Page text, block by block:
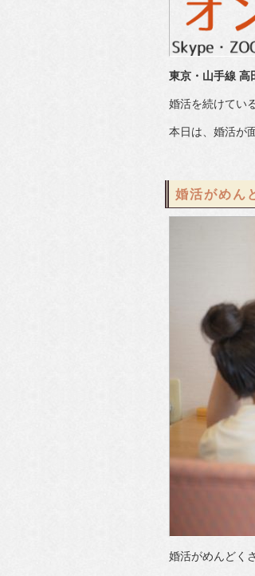
東京・山手線 高
婚活を続けてい
本日は、婚活が
婚活がめん
婚活がめんどく